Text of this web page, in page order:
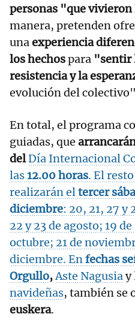
personas "que
manera, pretenden
unaexperiencia
los hechospara "sentir
resistencia y la
evolución del
En total, el programa
guiadas, que
delDía Internacional
las12.00 horas. El
realizarán eltercer
diciembre: 20, 21, 27 y
22 y 23 de agosto; 19
octubre; 21 de
diciembre. Enfechas
Orgullo,Aste Nagusiay
navideñas, también se
euskera.